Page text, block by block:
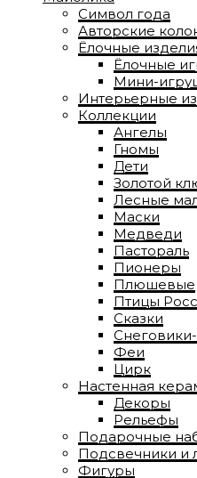
Символ года
Авторские
Ёлочные
Ёлочные
Мини-
Интерьерные
Коллекции
Ангелы
Гномы
Дети
Золотой
Лесные
Маски
Медведи
Пастораль
Пионеры
Плюшевые
Птицы
Сказки
Феи
Цирк
Настенная
Декоры
Рельефы
Подарочные
Подсвечники и
Фигуры